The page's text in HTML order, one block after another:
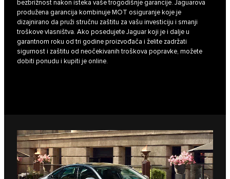
bezbrižnost nakon isteka vaše trogodišnje garancije. Jaguarova
produžena garancija kombinuje MOT osiguranje koje je
dizajnirano da pruži stručnu zaštitu za vašu investiciju i smanji
troškove vlasništva. Ako posedujete Jaguar koji je i dalje u
garantnom roku od tri godine proizvođača i želite zadržati
sigurnost i zaštitu od neočekivanih troškova popravke, možete
dobiti ponudu i kupiti je online.